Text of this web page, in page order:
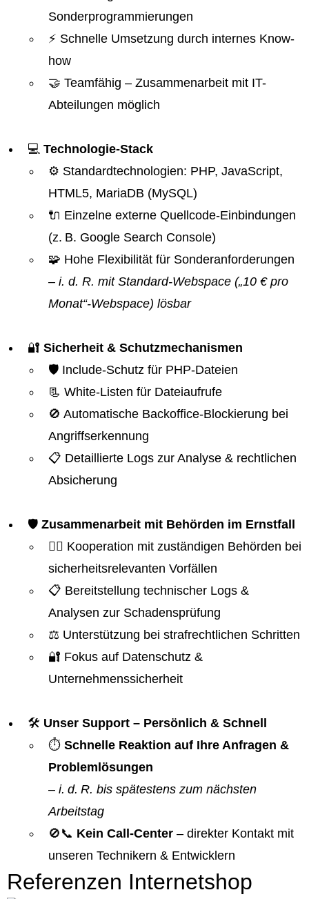
Sonderprogrammierungen
⚡ Schnelle Umsetzung durch internes Know-
how
🤝 Teamfähig – Zusammenarbeit mit IT-
Abteilungen möglich
💻 Technologie-Stack
⚙️ Standardtechnologien: PHP, JavaScript,
HTML5, MariaDB (MySQL)
🔌 Einzelne externe Quellcode-Einbindungen
(z. B. Google Search Console)
🧩 Hohe Flexibilität für Sonderanforderungen
– i. d. R. mit Standard-Webspace („10 € pro
Monat“-Webspace) lösbar
🔐 Sicherheit & Schutzmechanismen
🛡️ Include-Schutz für PHP-Dateien
📃 White-Listen für Dateiaufrufe
🚫 Automatische Backoffice-Blockierung bei
Angriffserkennung
📋 Detaillierte Logs zur Analyse & rechtlichen
Absicherung
🛡️ Zusammenarbeit mit Behörden im Ernstfall
👮‍♂️ Kooperation mit zuständigen Behörden bei
sicherheitsrelevanten Vorfällen
📋 Bereitstellung technischer Logs &
Analysen zur Schadensprüfung
⚖️ Unterstützung bei strafrechtlichen Schritten
🔐 Fokus auf Datenschutz &
Unternehmenssicherheit
🛠️ Unser Support – Persönlich & Schnell
⏱️ Schnelle Reaktion auf Ihre Anfragen &
Problemlösungen
– i. d. R. bis spätestens zum nächsten
Arbeitstag
🚫📞 Kein Call-Center – direkter Kontakt mit
unseren Technikern & Entwicklern
Referenzen Internetshop